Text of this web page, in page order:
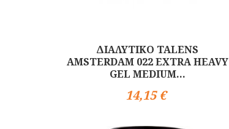
ΔΙΑΛΥΤΙΚΟ TALENS
AMSTERDAM 022 EXTRA HEAVY
GEL MEDIUM...
14,15 €